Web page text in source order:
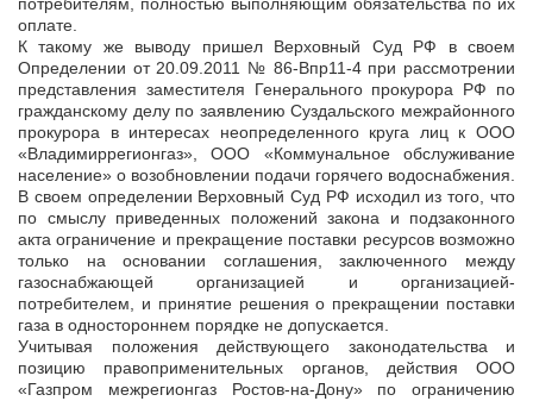
потребителям, полностью выполняющим обязательства по их
оплате.
К такому же выводу пришел Верховный Суд РФ в своем
Определении от 20.09.2011 № 86-Впр11-4 при рассмотрении
представления заместителя Генерального прокурора РФ по
гражданскому делу по заявлению Суздальского межрайонного
прокурора в интересах неопределенного круга лиц к ООО
«Владимиррегионгаз», ООО «Коммунальное обслуживание
население» о возобновлении подачи горячего водоснабжения.
В своем определении Верховный Суд РФ исходил из того, что
по смыслу приведенных положений закона и подзаконного
акта ограничение и прекращение поставки ресурсов возможно
только на основании соглашения, заключенного между
газоснабжающей организацией и организацией-
потребителем, и принятие решения о прекращении поставки
газа в одностороннем порядке не допускается.
Учитывая положения действующего законодательства и
позицию правоприменительных органов, действия ООО
«Газпром межрегионгаз Ростов-на-Дону» по ограничению